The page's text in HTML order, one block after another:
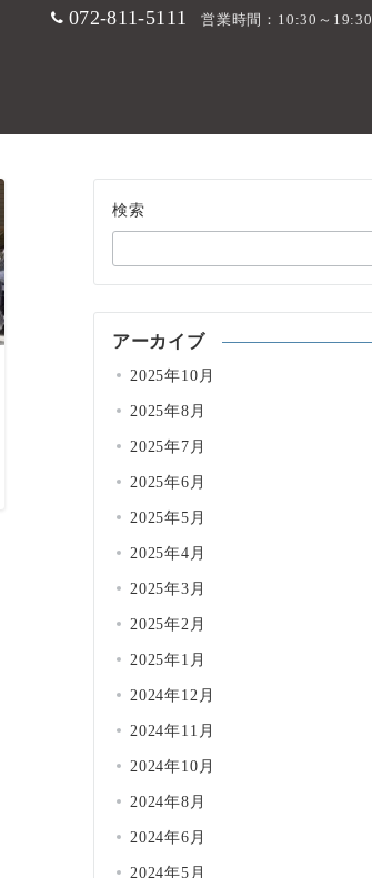
072-811-5111 営業時間：10:30～19:30
検索
アーカイブ
2025年10月
2025年8月
2025年7月
2025年6月
2025年5月
2025年4月
2025年3月
2025年2月
2025年1月
2024年12月
2024年11月
2024年10月
2024年8月
2024年6月
2024年5月